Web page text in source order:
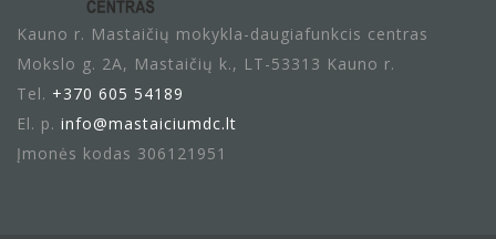
Kauno r. Mastaičių mokykla-daugiafunkcis centras
Mokslo g. 2A, Mastaičių k., LT-53313 Kauno r.
Tel. +370 605 54189
El. p. info@mastaiciumdc.lt
Įmonės kodas 306121951